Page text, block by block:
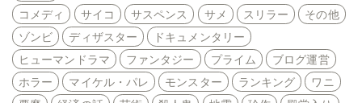
コメディ
サイコ サスペンス サメ スリラー
その他
ゾンビ
ディザスター
ドキュメンタリー
ヒューマンドラマ
ファンタジー プライム
ブログ運営
ホラー
マイケル・パレ モンスター ランキング
ワニ